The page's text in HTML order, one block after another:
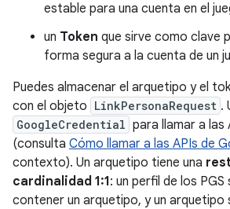
estable para una cuenta en el
un Token que sirve como clave
forma segura a la cuenta de un
Puedes almacenar el arquetipo y el
con el objeto LinkPersonaRequest .
GoogleCredential para llamar a las
(consulta Cómo llamar a las APIs de
contexto). Un arquetipo tiene una
cardinalidad 1:1: un perfil de los PGS
contener un arquetipo, y un arquetipo